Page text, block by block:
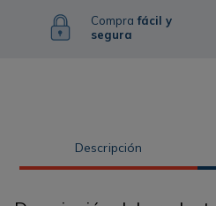
Comprafácil y
segura
Descripción